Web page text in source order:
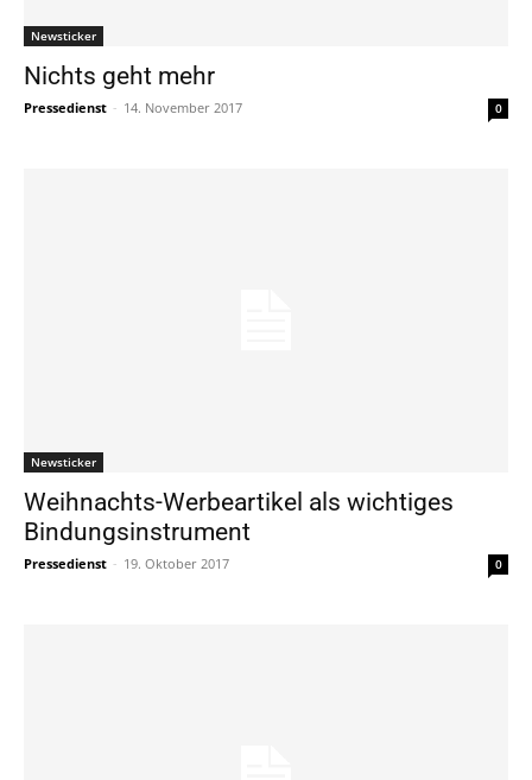
Newsticker
Nichts geht mehr
Pressedienst - 14. November 2017 0
Newsticker
Weihnachts-Werbeartikel als wichtiges
Bindungsinstrument
Pressedienst - 19. Oktober 2017 0